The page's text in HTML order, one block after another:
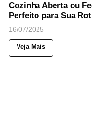
Cozinha Aberta ou
Perfeito para Sua
16/07/2025
Veja Mais